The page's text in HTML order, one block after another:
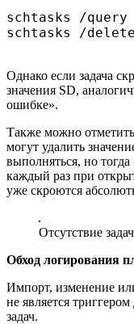
schtasks /
schtasks /
Однако если задача
значения SD,
ошибке».
Также можно
могут удалить
выполняться, но
каждый раз при
уже скроются
Отсутствие
Обход логирования
Импорт, изменение
не является
задач.